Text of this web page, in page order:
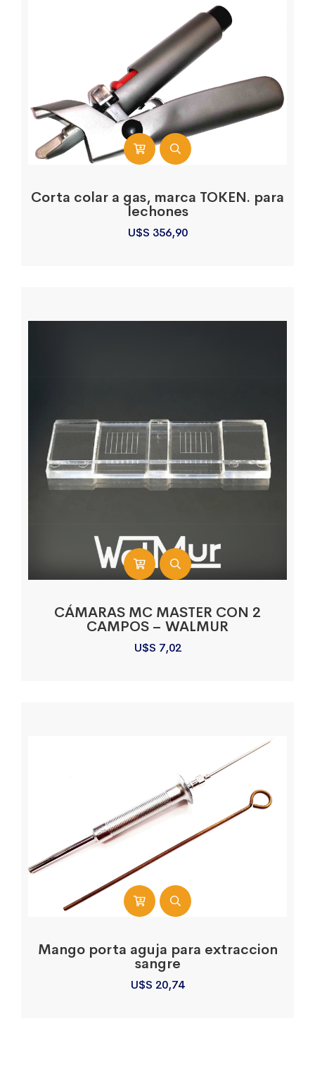
Corta colar a gas, marca TOKEN. para
lechones
U$S 356,90
CÁMARAS MC MASTER CON 2
CAMPOS – WALMUR
U$S 7,02
Mango porta aguja para extraccion
sangre
U$S 20,74